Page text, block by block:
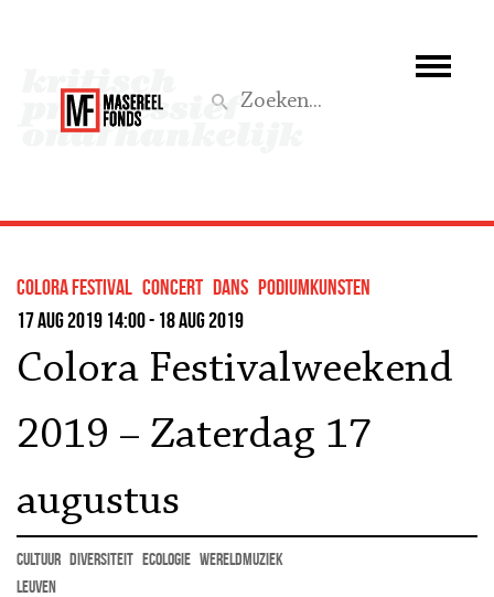
Wat we doen
Steun ons
Aktief
colora festival concert dans podiumkunsten
17 aug 2019 14:00 - 18 aug 2019
Colora Festivalweekend
2019 – Zaterdag 17
augustus
cultuur diversiteit ecologie wereldmuziek
Leuven